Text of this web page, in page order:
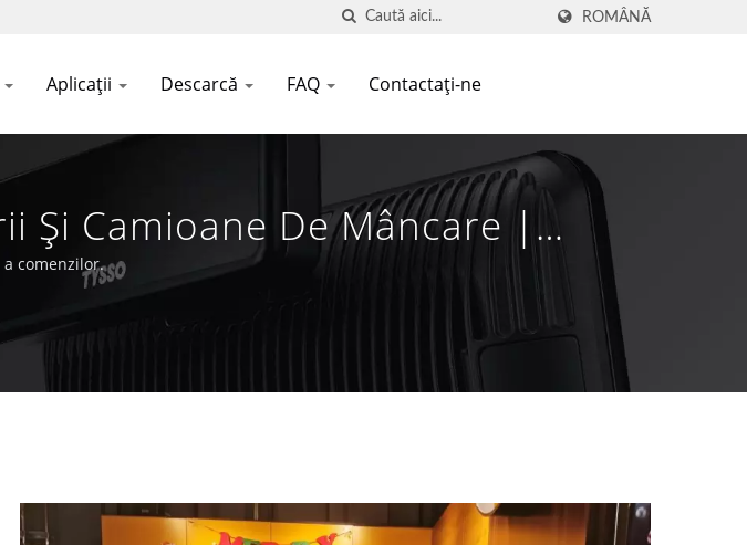
ROMÂNĂ
Aplicații Descarcă FAQ Contactați-ne
Și Camioane De Mâncare |
POS Din 1981 | FAMETECH INC
comenzilor.